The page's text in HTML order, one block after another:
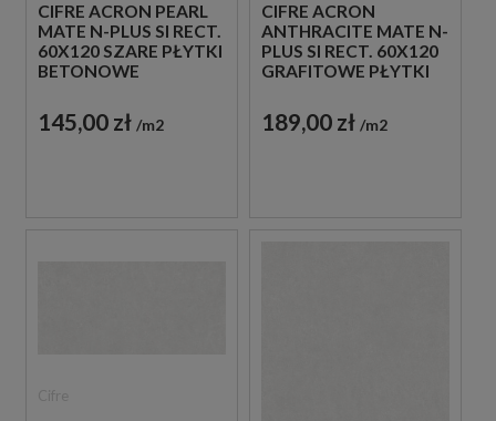
CIFRE ACRON PEARL
MATE N-PLUS SI RECT.
60X120 SZARE PŁYTKI
BETONOWE
145,00 zł m2
CIFRE ACRON
ANTHRACITE MATE N-
PLUS SI RECT. 60X120
GRAFITOWE PŁYTKI
189,00 zł m2